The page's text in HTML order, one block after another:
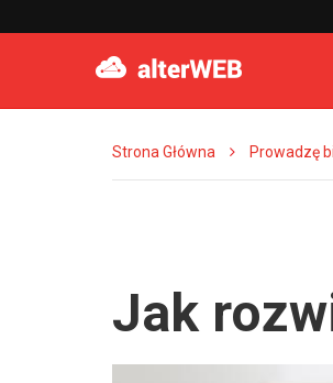
Strona Główna Prowadzę
Jak